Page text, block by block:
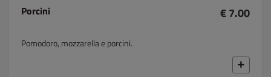
Porcini € 7.00
Pomodoro, mozzarella e porcini.